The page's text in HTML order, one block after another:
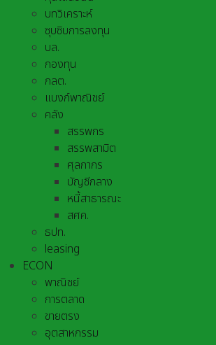
บทวิเคราะห์
ซุบซิบการลงทุน
บล.
กองทุน
กลต.
แบงก์พาณิชย์
คลัง
สรรพกร
สรรพสามิต
ศุลกากร
บัญชีกลาง
หนี้สาธารณะ
สศค.
ธปท.
leasing
ECON
พาณิชย์
การตลาด
ขายตรง
อุตสาหกรรม